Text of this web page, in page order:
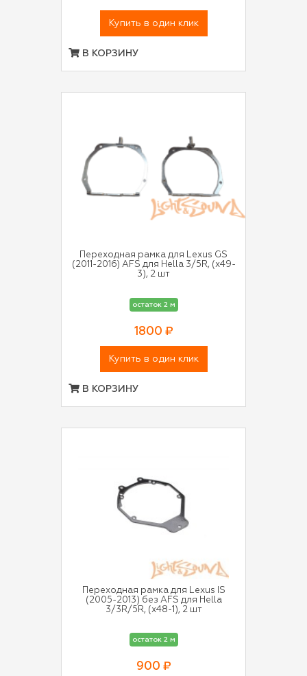
Купить в один клик
В КОРЗИНУ
Переходная рамка для Lexus GS
(2011-2016) AFS для Hella 3/5R, (x49-
3), 2 шт
остаток 2 м
1800 ₽
Купить в один клик
В КОРЗИНУ
Переходная рамка для Lexus IS
(2005-2013) без AFS для Hella
3/3R/5R, (x48-1), 2 шт
остаток 2 м
900 ₽